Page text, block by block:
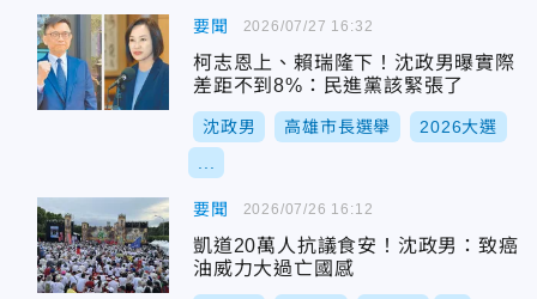
要聞
柯志恩上、賴瑞隆下！沈政男曝實際
差距不到8%：民進黨該緊張了
沈政男 高雄市長選舉 2026大選
2026/07/27 16:32
要聞
凱道20萬人抗議食安！沈政男：致癌
油威力大過亡國感
2026/07/26 16:12